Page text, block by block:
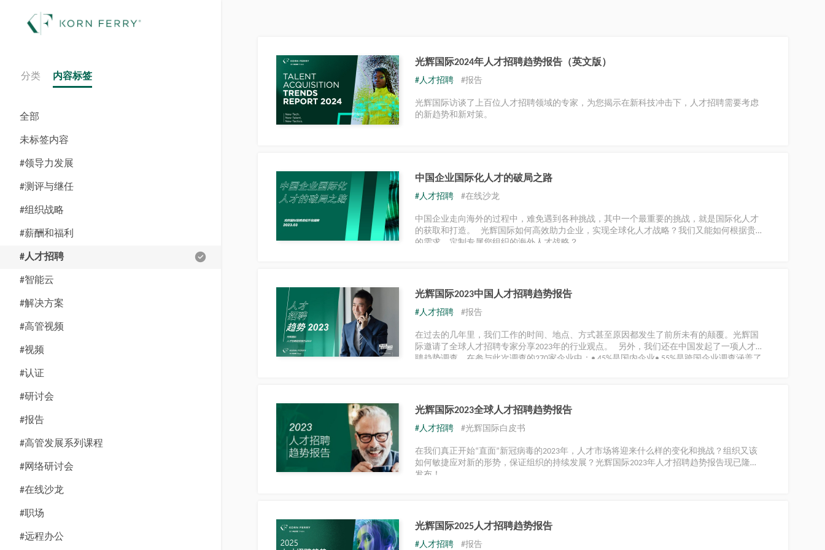
分类 内容标签
全部
未标签内容
#领导力发展
#测评与继任
#组织战略
#薪酬和福利
#人才招聘
#智能云
#解决方案
#高管视频
#视频
#认证
#研讨会
#报告
#高管发展系列课程
#网络研讨会
#在线沙龙
#职场
#远程办公
光辉国际2024年人才招聘趋势报告（英文版）
#人才招聘 #报告
光辉国际访谈了上百位人才招聘领域的专家，为您揭示在新科技冲击下，人才招聘需要考虑
的新趋势和新对策。
中国企业国际化人才的破局之路
#人才招聘 #在线沙龙
中国企业走向海外的过程中，难免遇到各种挑战，其中一个最重要的挑战，就是国际化人才
的获取和打造。 光辉国际如何高效助力企业，实现全球化人才战略？我们又能如何根据贵司
的需求，定制专属您组织的海外人才战略？
光辉国际2023中国人才招聘趋势报告
#人才招聘 #报告
在过去的几年里，我们工作的时间、地点、方式甚至原因都发生了前所未有的颠覆。光辉国
际邀请了全球人才招聘专家分享2023年的行业观点。 另外，我们还在中国发起了一项人才招
聘趋势调查。在参与此次调查的270家企业中：• 45%是国内企业• 55%是跨国企业调查涵盖了
光辉国际2023全球人才招聘趋势报告
#人才招聘 #光辉国际白皮书
在我们真正开始“直面”新冠病毒的2023年，人才市场将迎来什么样的变化和挑战？组织又该
如何敏捷应对新的形势，保证组织的持续发展？光辉国际2023年人才招聘趋势报告现已隆重
发布！
光辉国际2025人才招聘趋势报告
#人才招聘 #报告